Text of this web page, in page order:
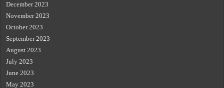
December 2023
November 2023
October 2023
September 2023
August 2023
July 2023
June 2023
May 2023